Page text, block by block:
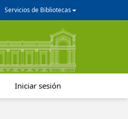
Servicios de Bibliotecas
Iniciar sesión